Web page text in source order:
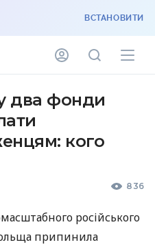
ВСТАНОВИТИ
два фонди
кого
836
російського
припинила